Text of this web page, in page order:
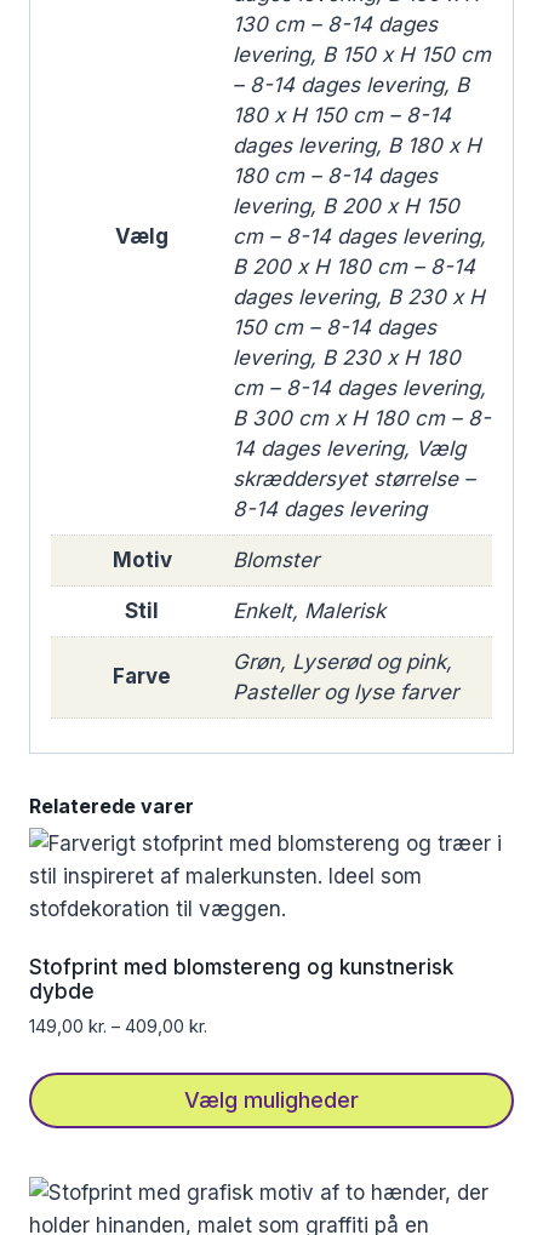
Vælg
130 cm – 8-14 dages
levering, B 150 x H 150 cm
– 8-14 dages levering, B
180 x H 150 cm – 8-14
dages levering, B 180 x H
180 cm – 8-14 dages
levering, B 200 x H 150
cm – 8-14 dages levering,
B 200 x H 180 cm – 8-14
dages levering, B 230 x H
150 cm – 8-14 dages
levering, B 230 x H 180
cm – 8-14 dages levering,
B 300 cm x H 180 cm – 8-
14 dages levering, Vælg
skræddersyet størrelse –
8-14 dages levering
Motiv Blomster
Stil Enkelt, Malerisk
Farve
Grøn, Lyserød og pink,
Pasteller og lyse farver
Relaterede varer
Stofprint med blomstereng og kunstnerisk
dybde
149,00 kr. – 409,00 kr.
Vælg muligheder
vare